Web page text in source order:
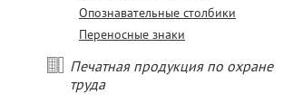
Опознавательные столбики
Переносные знаки
Печатная продукция по охране
труда